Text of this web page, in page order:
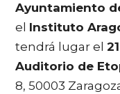
Ayuntamiento
el Instituto
tendrá lugar el
Auditorio de
8, 50003